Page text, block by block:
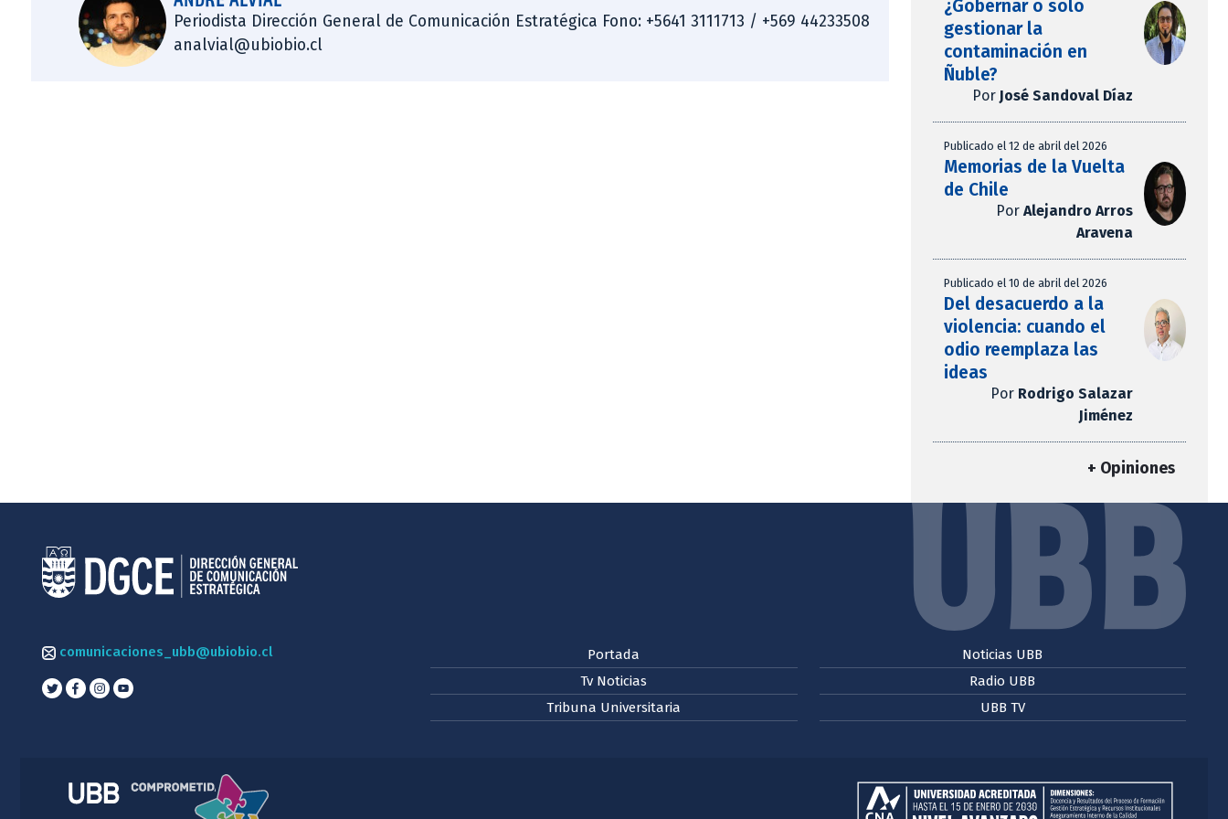
Periodista Dirección General de Comunicación Estratégica Fono: +5641 3111713 / +569 44233508
analvial@ubiobio.cl
¿Gobernar o solo
gestionar la
contaminación en
Ñuble?
Por José Sandoval Díaz
Publicado el 12 de abril del 2026
Memorias de la Vuelta
de Chile
Por Alejandro Arros
Aravena
Publicado el 10 de abril del 2026
Del desacuerdo a la
violencia: cuando el
odio reemplaza las
ideas
Por Rodrigo Salazar
Jiménez
+ Opiniones
comunicaciones_ubb@ubiobio.cl
Portada
Tv Noticias
Tribuna Universitaria
Noticias UBB
Radio UBB
UBB TV